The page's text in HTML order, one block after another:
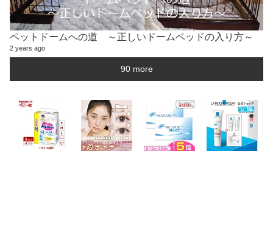
ペットドームへの道 ～正しいドームベッドの入り方～
2 years ago
90 more